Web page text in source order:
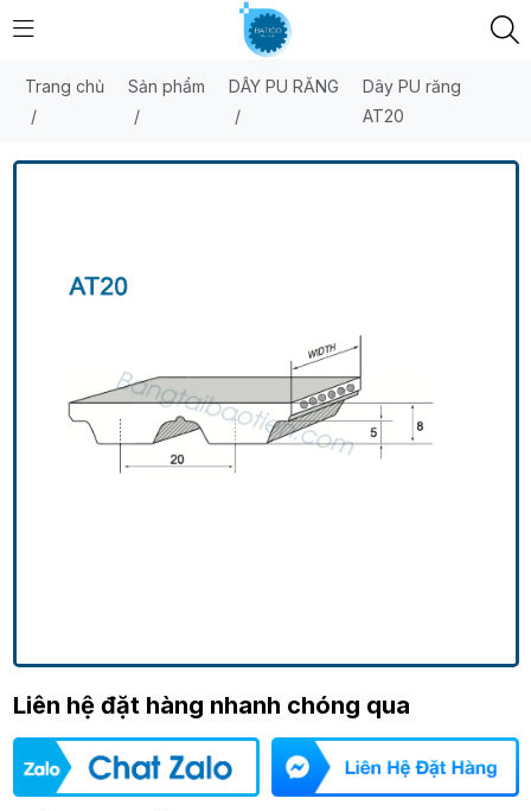
Trang chủ
/
Sản phẩm
/
DÂY PU RĂNG
/
Dây PU răng
AT20
Liên hệ đặt hàng nhanh chóng qua